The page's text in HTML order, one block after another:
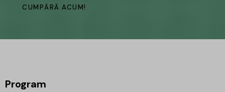
CUMPĂRĂ ACUM!
Program